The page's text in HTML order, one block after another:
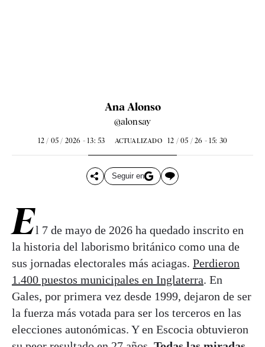
Ana Alonso
@alonsay
12 / 05 / 2026 - 13: 53 ACTUALIZADO 12 / 05 / 26 - 15: 30
Seguir en
El 7 de mayo de 2026 ha quedado inscrito en
la historia del laborismo británico como una de
sus jornadas electorales más aciagas. Perdieron
1.400 puestos municipales en Inglaterra. En
Gales, por primera vez desde 1999, dejaron de ser
la fuerza más votada para ser los terceros en las
elecciones autonómicas. Y en Escocia obtuvieron